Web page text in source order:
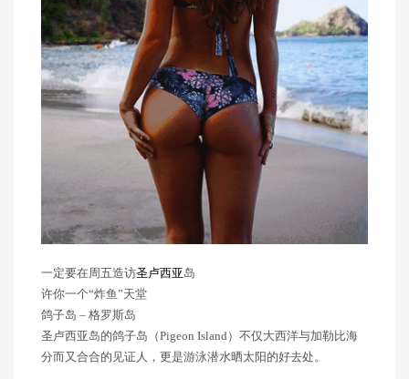
一定要在周五造访圣卢西亚岛
许你一个“炸鱼”天堂
鸽子岛 – 格罗斯岛
圣卢西亚岛的鸽子岛（Pigeon Island）不仅大西洋与加勒比海
分而又合合的见证人，更是游泳潜水晒太阳的好去处。